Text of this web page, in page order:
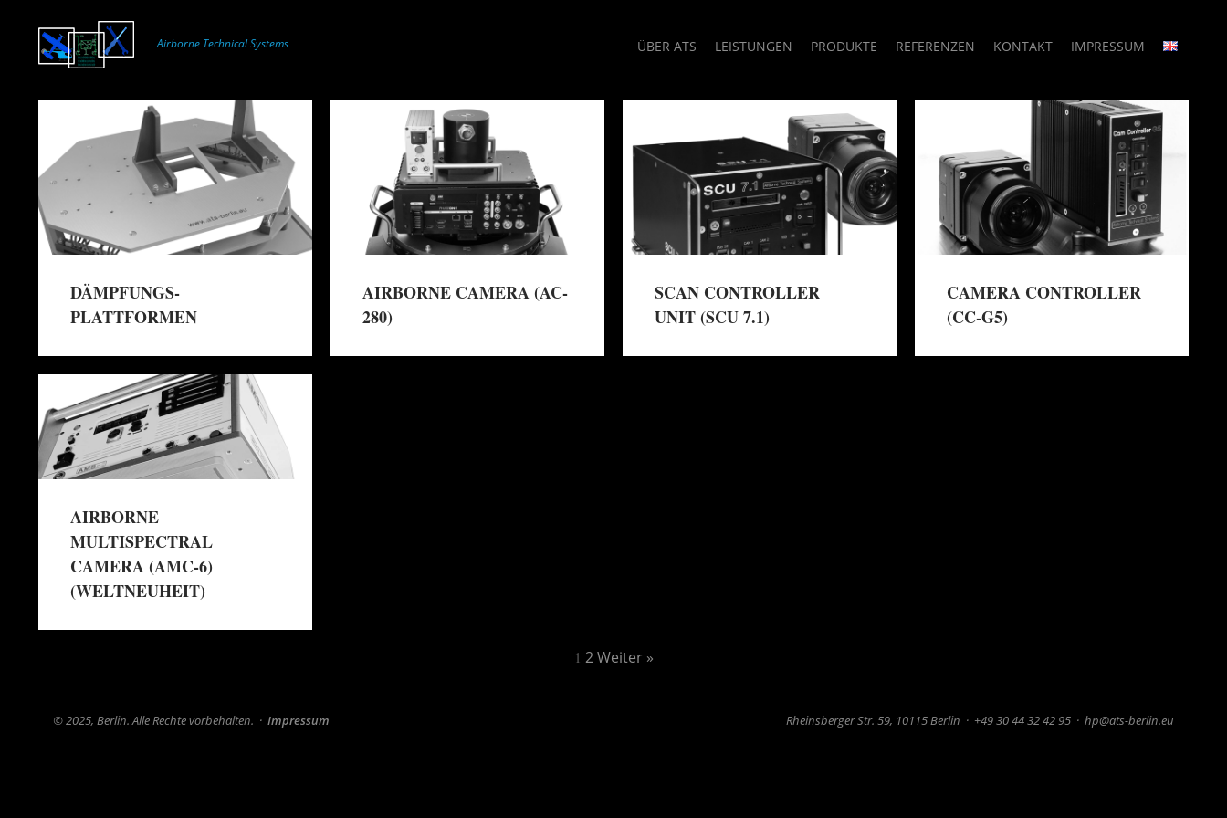
Airborne Technical Systems ÜBER ATS LEISTUNGEN PRODUKTE REFERENZEN KONTAKT IMPRESSUM
DÄMPFUNGS‐
PLATTFORMEN
Mehr erfahren →
AIRBORNE CAMERA (AC-
280)
SCAN CONTROLLER
UNIT (SCU 7.1)
CAMERA CONTROLLER
(CC-G5)
AIRBORNE
MULTISPECTRAL
CAMERA (AMC-6)
(WELTNEUHEIT)
1 2 Weiter »
© 2025, Berlin. Alle Rechte vorbehalten. · Impressum Rheinsberger Str. 59, 10115 Berlin · +49 30 44 32 42 95 · hp@ats-berlin.eu